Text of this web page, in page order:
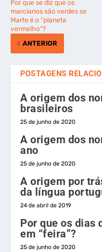
Por que se diz que os
marcianos são verdes se
Marte é o “planeta
vermelho”?
ANTERIOR
POSTAGENS
A origem dos
brasileiros
25 de junho de 2020
A origem dos
ano
25 de junho de 2020
A origem por
da língua
24 de abril de 2019
Por que os dias
em “feira”?
25 de junho de 2020